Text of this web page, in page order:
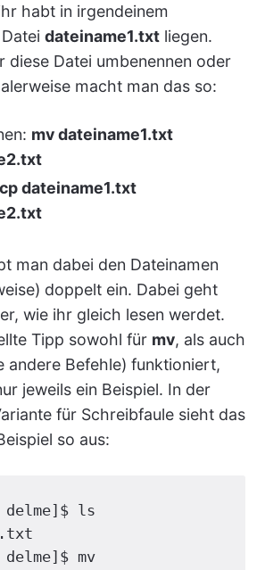
habt in irgendeinem
dateiname1.txtliegen.
diese Datei umbenennen oder
macht man das so:
mv dateiname1.txt
cp dateiname1.txt
man dabei den Dateinamen
doppelt ein. Dabei geht
wie ihr gleich lesen werdet.
Tipp sowohl für mv, als auch
andere Befehle) funktioniert,
jeweils ein Beispiel. In der
für Schreibfaule sieht das
so aus:
ls
mv